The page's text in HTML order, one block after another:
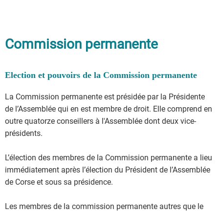
Commission permanente
Election et pouvoirs de la Commission permanente
La Commission permanente est présidée par la Présidente
de l’Assemblée qui en est membre de droit. Elle comprend en
outre quatorze conseillers à l'Assemblée dont deux vice-
présidents.
L’élection des membres de la Commission permanente a lieu
immédiatement après l’élection du Président de l’Assemblée
de Corse et sous sa présidence.
Les membres de la commission permanente autres que le